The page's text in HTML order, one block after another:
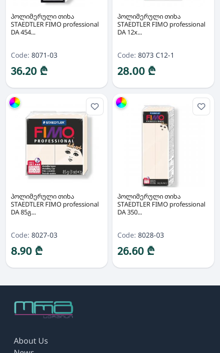
პოლიმერული თიხა
STAEDTLER FIMO professional
DA 454...
Code: 8071-03
36.20 ₾
პოლიმერული თიხა
STAEDTLER FIMO professional
DA 12x...
Code: 8073 C12-1
28.00 ₾
პოლიმერული თიხა
STAEDTLER FIMO professional
DA 85გ...
Code: 8027-03
8.90 ₾
პოლიმერული თიხა
STAEDTLER FIMO professional
DA 350...
Code: 8028-03
26.60 ₾
About Us